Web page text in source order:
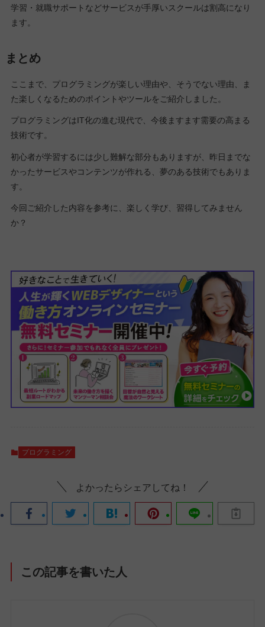
学習・就職サポートなどサービスが手厚いスクールは割高になり
ます。
まとめ
ここまで、プログラミングが楽しい理由や、そうでない理由、ま
た楽しくなるためのポイントやツールをご紹介しました。
プログラミングはIT化の進む現代で、今後ますます需要の高まる
技術です。
初心者が学習するには少し難解な部分もありますが、昨日までな
かったサービスやコンテンツが作れる、夢のある技術でもありま
す。
今回ご紹介した内容を参考に、楽しく学び、習得してみません
か？
プログラミング
よかったらシェアしてね！
この記事を書いた人